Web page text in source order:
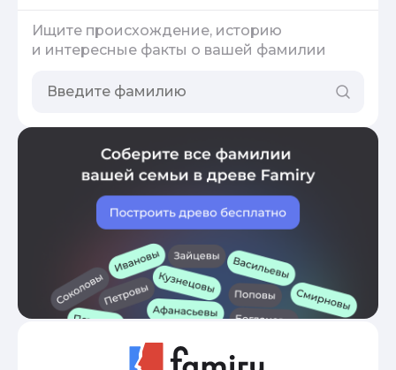
Ищите происхождение, историю
и интересные факты о вашей фамилии